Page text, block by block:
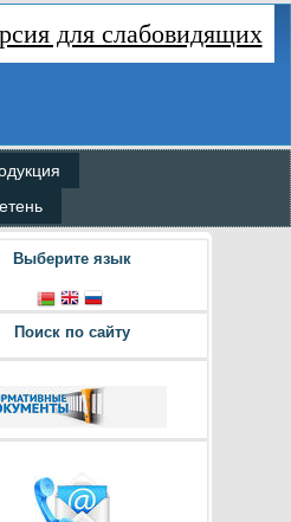
для слабовидящих
Выберите язык
Поиск по сайту